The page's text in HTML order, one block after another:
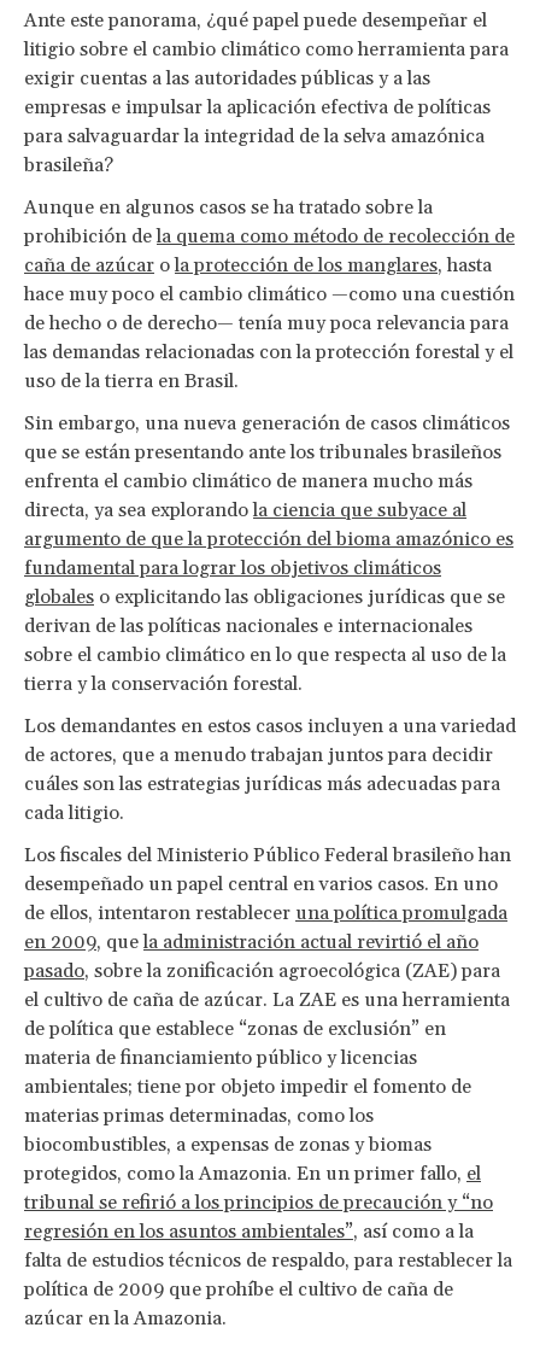
Ante este panorama, ¿qué papel puede desempeñar el
litigio sobre el cambio climático como herramienta para
exigir cuentas a las autoridades públicas y a las
empresas e impulsar la aplicación efectiva de políticas
para salvaguardar la integridad de la selva amazónica
brasileña?
Aunque en algunos casos se ha tratado sobre la
prohibición dela quema como método de recolección de
caña de azúcar ola protección de los manglares, hasta
hace muy poco el cambio climático —como una cuestión
de hecho o de derecho— tenía muy poca relevancia para
las demandas relacionadas con la protección forestal y el
uso de la tierra en Brasil.
Sin embargo, una nueva generación de casos climáticos
que se están presentando ante los tribunales brasileños
enfrenta el cambio climático de manera mucho más
directa, ya sea explorandola ciencia que subyace al
argumento de que la protección del bioma amazónico es
fundamental para lograr los objetivos climáticos
globales o explicitando las obligaciones jurídicas que se
derivan de las políticas nacionales e internacionales
sobre el cambio climático en lo que respecta al uso de la
tierra y la conservación forestal.
Los demandantes en estos casos incluyen a una variedad
de actores, que a menudo trabajan juntos para decidir
cuáles son las estrategias jurídicas más adecuadas para
cada litigio.
Los fiscales del Ministerio Público Federal brasileño han
desempeñado un papel central en varios casos. En uno
de ellos, intentaron restablecer una política promulgada
en 2009, quela administración actual revirtió el año
pasado, sobre la zonificación agroecológica (ZAE) para
el cultivo de caña de azúcar. La ZAE es una herramienta
de política que establece “zonas de exclusión” en
materia de financiamiento público y licencias
ambientales; tiene por objeto impedir el fomento de
materias primas determinadas, como los
biocombustibles, a expensas de zonas y biomas
protegidos, como la Amazonia. En un primer fallo, el
tribunal se refirió a los principios de precaución y “no
regresión en los asuntos ambientales”, así como a la
falta de estudios técnicos de respaldo, para restablecer la
política de 2009 que prohíbe el cultivo de caña de
azúcar en la Amazonia.